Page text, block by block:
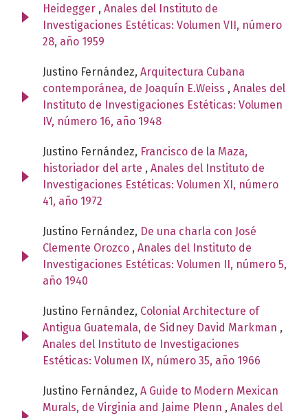
Heidegger , Anales del Instituto de
Investigaciones Estéticas: Volumen VII, número
28, año 1959
Justino Fernández, Arquitectura Cubana
contemporánea, de Joaquín E.Weiss , Anales del
Instituto de Investigaciones Estéticas: Volumen
IV, número 16, año 1948
Justino Fernández, Francisco de la Maza,
historiador del arte , Anales del Instituto de
Investigaciones Estéticas: Volumen XI, número
41, año 1972
Justino Fernández, De una charla con José
Clemente Orozco , Anales del Instituto de
Investigaciones Estéticas: Volumen II, número 5,
año 1940
Justino Fernández, Colonial Architecture of
Antigua Guatemala, de Sidney David Markman ,
Anales del Instituto de Investigaciones
Estéticas: Volumen IX, número 35, año 1966
Justino Fernández, A Guide to Modern Mexican
Murals, de Virginia and Jaime Plenn , Anales del